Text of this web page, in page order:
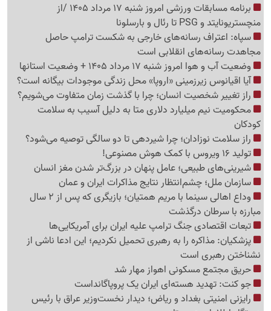
برنامه مسابقات ورزشی امروز شنبه 17 مرداد 1405 /از
منچستریونایتد و PSG تا رئال و بارسلونا
سپاه: اعتراف رسانه‌های خارجی به شکست ترامپ حاصل
مجاهدت رسانه‌های انقلابی است
وضعیت آب و هوا امروز شنبه 17 مرداد 1405 + وضعیت استانها
آیا اقیانوس زیرزمینی «اروپا» محل زندگی موجودات بیگانه است؟
راز تغییر شخصیت انسان؛ چرا با گذشت زمان متفاوت می‌شویم؟
محکومیت نیم میلیارد دلاری متا به دلیل آسیب به سلامت
کودکان
راز سلامت نوزادان؛ چرا شیردهی تا دو سالگی توصیه می‌شود؟
تولید 16 ویروس با کمک هوش مصنوعی!
شیرینی‌های طبیعی؛ عامل پنهان در بزرگ‌تر شدن مغز انسان
سازمان ملل؛ چشم‌انتظار نتایج مذاکرات ایران و عمان
وداع اهالی سینما با مریم همتیان؛ بازیگری که پس از 2 سال
مبارزه با سرطان درگذشت
تبعات اقتصادی جنگ ترامپ علیه ایران برای آمریکایی‌ها
پزشکیان: مذاکره را به رهبری تحمیل نکردیم؛ این ادعا ناشی از
نشناختن رهبری است
حریق مجتمع مسکونی اهواز مهار شد
جو کنت: تهدید هسته‌ای ایران یک پروپاگانداست
رایزنی امنیتی بغداد و ریاض؛ دیدار نخست‌وزیر عراق با رئیس